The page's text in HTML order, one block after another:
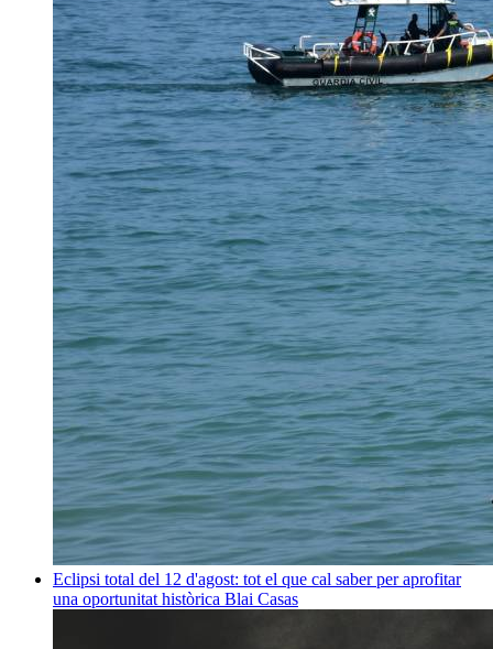
Eclipsi total del 12 d'agost: tot el que cal saber per aprofitar
una oportunitat històrica Blai Casas